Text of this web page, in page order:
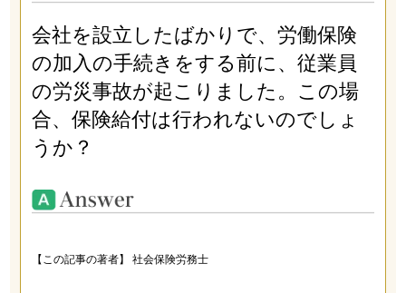
会社を設立したばかりで、労働保険
の加入の手続きをする前に、従業員
の労災事故が起こりました。この場
合、保険給付は行われないのでしょ
うか？
【この記事の著者】 社会保険労務士